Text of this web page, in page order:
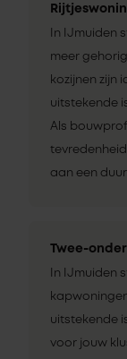
In IJmuiden
meer
kozijnen zijn
uitstekende
Als
aan een
Twee-
In IJmuiden
uitstekende
voor jouw